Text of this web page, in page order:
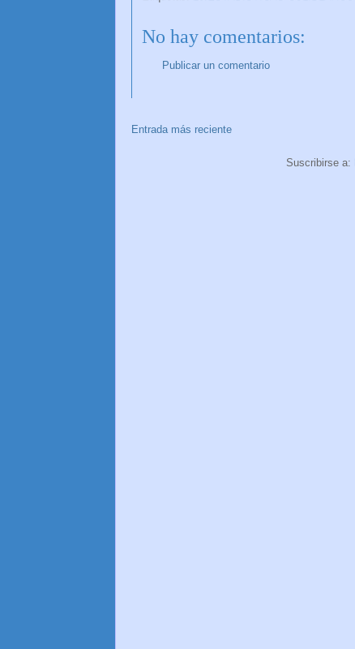
No hay comentarios:
Publicar un comentario
Entrada más reciente
Suscribirse a: